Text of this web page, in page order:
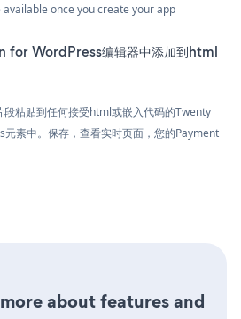
available once you create your app
for WordPress编辑器中添加到html
粘贴到任何接受html或嵌入代码的Twenty
素中。保存，查看实时页面，您的Payment
about features and